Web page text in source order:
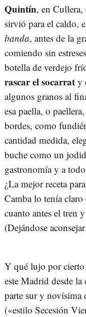
Quintín, en Cullera,
sirvió para el caldo,
banda, antes de la
comiendo sin
botella de verdejo
rascar el socarrat y
algunos granos al
esa paella, o
bordes, como
cantidad medida,
buche como un
gastronomía y a
¿La mejor receta
Camba lo tenía claro
cuanto antes el tren
(Dejándose
Y qué lujo por cierto
este Madrid desde la
parte sur y novísima
(«estilo Secesión